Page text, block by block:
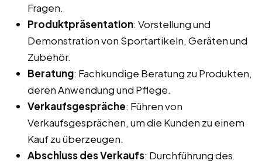
Fragen.
Produktpräsentation: Vorstellung und
Demonstration von Sportartikeln, Geräten und
Zubehör.
Beratung: Fachkundige Beratung zu Produkten,
deren Anwendung und Pflege.
Verkaufsgespräche: Führen von
Verkaufsgesprächen, um die Kunden zu einem
Kauf zu überzeugen.
Abschluss des Verkaufs: Durchführung des